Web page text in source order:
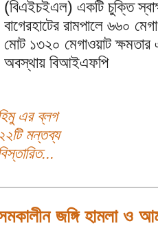
(বিএইচইএল) একটি চুক্তি
বাগেরহাটের রামপালে ৬৬০
মোট ১৩২০ মেগাওয়াট ক্ষমতার
অবস্থায় বিআইএফপি
এর ব্লগ
মন্তব্য
জঙ্গি হামলা ও